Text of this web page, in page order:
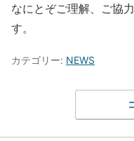
なにとぞご理解、ご協
す。
カテゴリー: NEWS